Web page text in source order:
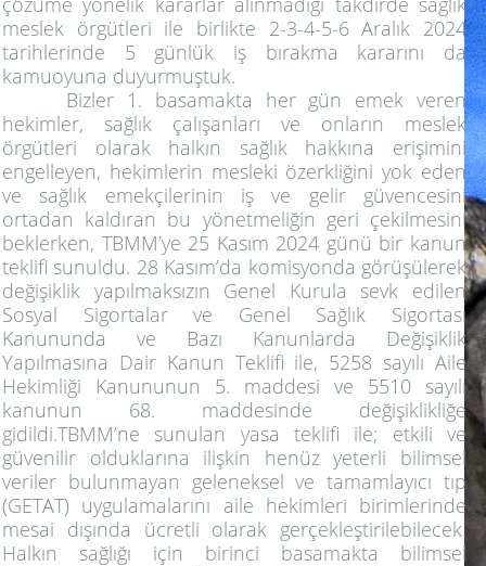
meslek örgütleri ile birlikte 2-3-4-5-6 Aralık 2024
tarihlerinde 5 günlük iş bırakma kararını da
kamuoyuna duyurmuştuk.
Bizler 1. basamakta her gün emek veren
hekimler, sağlık çalışanları ve onların meslek
örgütleri olarak halkın sağlık hakkına erişimini
engelleyen, hekimlerin mesleki özerkliğini yok eden
ve sağlık emekçilerinin iş ve gelir güvencesini
ortadan kaldıran bu yönetmeliğin geri çekilmesini
beklerken, TBMM’ye 25 Kasım 2024 günü bir kanun
teklifi sunuldu. 28 Kasım’da komisyonda görüşülerek
değişiklik yapılmaksızın Genel Kurula sevk edilen
Sosyal Sigortalar ve Genel Sağlık Sigortası
Kanununda ve Bazı Kanunlarda Değişiklik
Yapılmasına Dair Kanun Teklifi ile, 5258 sayılı Aile
Hekimliği Kanununun 5. maddesi ve 5510 sayılı
kanunun 68. maddesinde değişiklikliğe
gidildi.TBMM’ne sunulan yasa teklifi ile; etkili ve
güvenilir olduklarına ilişkin henüz yeterli bilimsel
veriler bulunmayan geleneksel ve tamamlayıcı tıp
(GETAT) uygulamalarını aile hekimleri birimlerinde
mesai dışında ücretli olarak gerçekleştirilebilecek.
Halkın sağlığı için birinci basamakta bilimsel